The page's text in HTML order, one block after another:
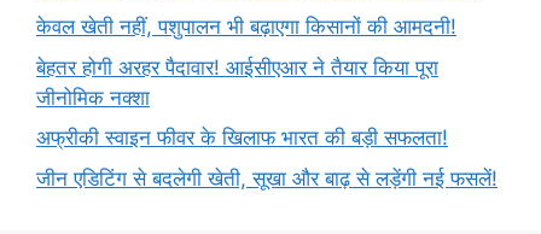
केवल खेती नहीं, पशुपालन भी बढ़ाएगा किसानों की आमदनी!
बेहतर होगी अरहर पैदावार! आईसीएआर ने तैयार किया पूरा
जीनोमिक नक्शा
अफ्रीकी स्वाइन फीवर के खिलाफ भारत की बड़ी सफलता!
जीन एडिटिंग से बदलेगी खेती, सूखा और बाढ़ से लड़ेंगी नई फसलें!